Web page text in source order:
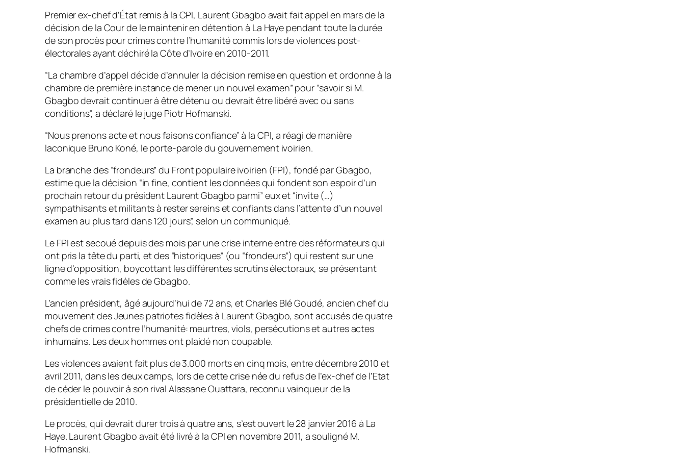
Premier ex-chef d’État remis à la CPI, Laurent Gbagbo avait fait appel en mars de la
décision de la Cour de le maintenir en détention à La Haye pendant toute la durée
de son procès pour crimes contre l’humanité commis lors de violences post-
électorales ayant déchiré la Côte d’Ivoire en 2010-2011.
“La chambre d’appel décide d’annuler la décision remise en question et ordonne à la
chambre de première instance de mener un nouvel examen” pour “savoir si M.
Gbagbo devrait continuer à être détenu ou devrait être libéré avec ou sans
conditions”, a déclaré le juge Piotr Hofmanski.
“Nous prenons acte et nous faisons confiance” à la CPI, a réagi de manière
laconique Bruno Koné, le porte-parole du gouvernement ivoirien.
La branche des “frondeurs” du Front populaire ivoirien (FPI), fondé par Gbagbo,
estime que la décision “in fine, contient les données qui fondent son espoir d’un
prochain retour du président Laurent Gbagbo parmi” eux et “invite (…)
sympathisants et militants à rester sereins et confiants dans l’attente d’un nouvel
examen au plus tard dans 120 jours”, selon un communiqué.
Le FPI est secoué depuis des mois par une crise interne entre des réformateurs qui
ont pris la tête du parti, et des “historiques” (ou “frondeurs”) qui restent sur une
ligne d’opposition, boycottant les différentes scrutins électoraux, se présentant
comme les vrais fidèles de Gbagbo.
L’ancien président, âgé aujourd’hui de 72 ans, et Charles Blé Goudé, ancien chef du
mouvement des Jeunes patriotes fidèles à Laurent Gbagbo, sont accusés de quatre
chefs de crimes contre l’humanité: meurtres, viols, persécutions et autres actes
inhumains. Les deux hommes ont plaidé non coupable.
Les violences avaient fait plus de 3.000 morts en cinq mois, entre décembre 2010 et
avril 2011, dans les deux camps, lors de cette crise née du refus de l’ex-chef de l’Etat
de céder le pouvoir à son rival Alassane Ouattara, reconnu vainqueur de la
présidentielle de 2010.
Le procès, qui devrait durer trois à quatre ans, s’est ouvert le 28 janvier 2016 à La
Haye. Laurent Gbagbo avait été livré à la CPI en novembre 2011, a souligné M.
Hofmanski.